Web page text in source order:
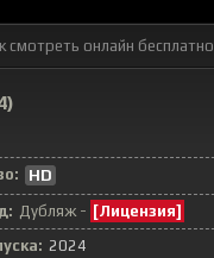
смотреть онлайн бесплатно
HD
Дубляж - [Лицензия]
2024